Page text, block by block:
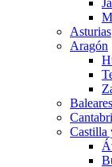
Asturias
Aragón
Baleares
Castilla